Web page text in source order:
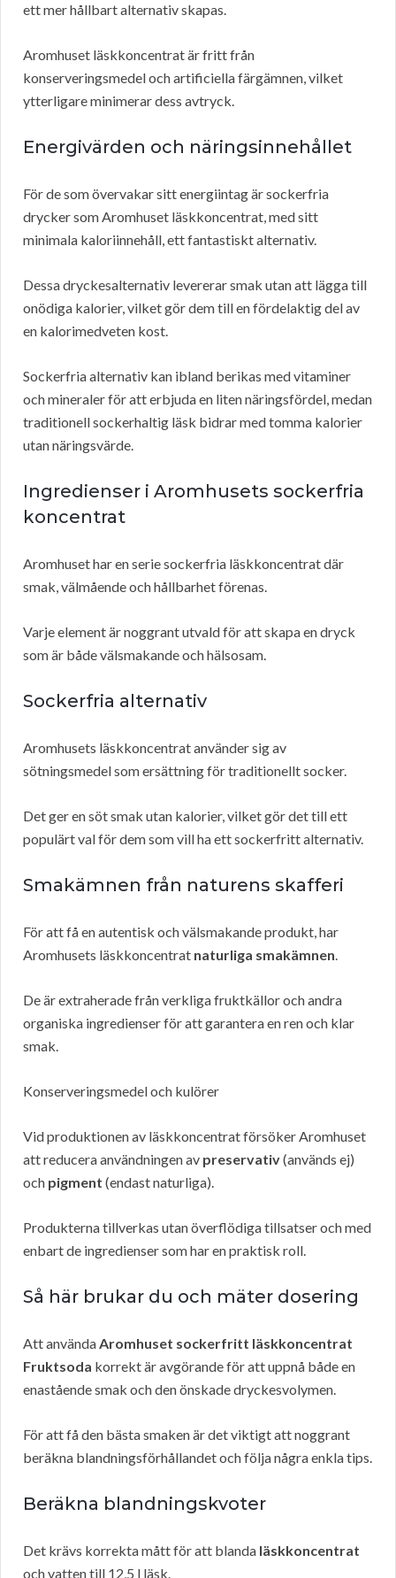
ett mer hållbart alternativ skapas.
Aromhuset läskkoncentrat är fritt från
konserveringsmedel och artificiella färgämnen, vilket
ytterligare minimerar dess avtryck.
Energivärden och näringsinnehållet
För de som övervakar sitt energiintag är sockerfria
drycker som Aromhuset läskkoncentrat, med sitt
minimala kaloriinnehåll, ett fantastiskt alternativ.
Dessa dryckesalternativ levererar smak utan att lägga till
onödiga kalorier, vilket gör dem till en fördelaktig del av
en kalorimedveten kost.
Sockerfria alternativ kan ibland berikas med vitaminer
och mineraler för att erbjuda en liten näringsfördel, medan
traditionell sockerhaltig läsk bidrar med tomma kalorier
utan näringsvärde.
Ingredienser i Aromhusets sockerfria
koncentrat
Aromhuset har en serie sockerfria läskkoncentrat där
smak, välmående och hållbarhet förenas.
Varje element är noggrant utvald för att skapa en dryck
som är både välsmakande och hälsosam.
Sockerfria alternativ
Aromhusets läskkoncentrat använder sig av
sötningsmedel som ersättning för traditionellt socker.
Det ger en söt smak utan kalorier, vilket gör det till ett
populärt val för dem som vill ha ett sockerfritt alternativ.
Smakämnen från naturens skafferi
För att få en autentisk och välsmakande produkt, har
Aromhusets läskkoncentrat naturliga smakämnen.
De är extraherade från verkliga fruktkällor och andra
organiska ingredienser för att garantera en ren och klar
smak.
Konserveringsmedel och kulörer
Vid produktionen av läskkoncentrat försöker Aromhuset
att reducera användningen av preservativ(används ej)
och pigment (endast naturliga).
Produkterna tillverkas utan överflödiga tillsatser och med
enbart de ingredienser som har en praktisk roll.
Så här brukar du och mäter dosering
Att användaAromhuset sockerfritt läskkoncentrat
Fruktsoda korrekt är avgörande för att uppnå både en
enastående smak och den önskade dryckesvolymen.
För att få den bästa smaken är det viktigt att noggrant
beräkna blandningsförhållandet och följa några enkla tips.
Beräkna blandningskvoter
Det krävs korrekta mått för att blanda läskkoncentrat
och vatten till 12,5 l läsk.